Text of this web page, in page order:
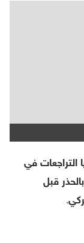
التراجعات في
قبل